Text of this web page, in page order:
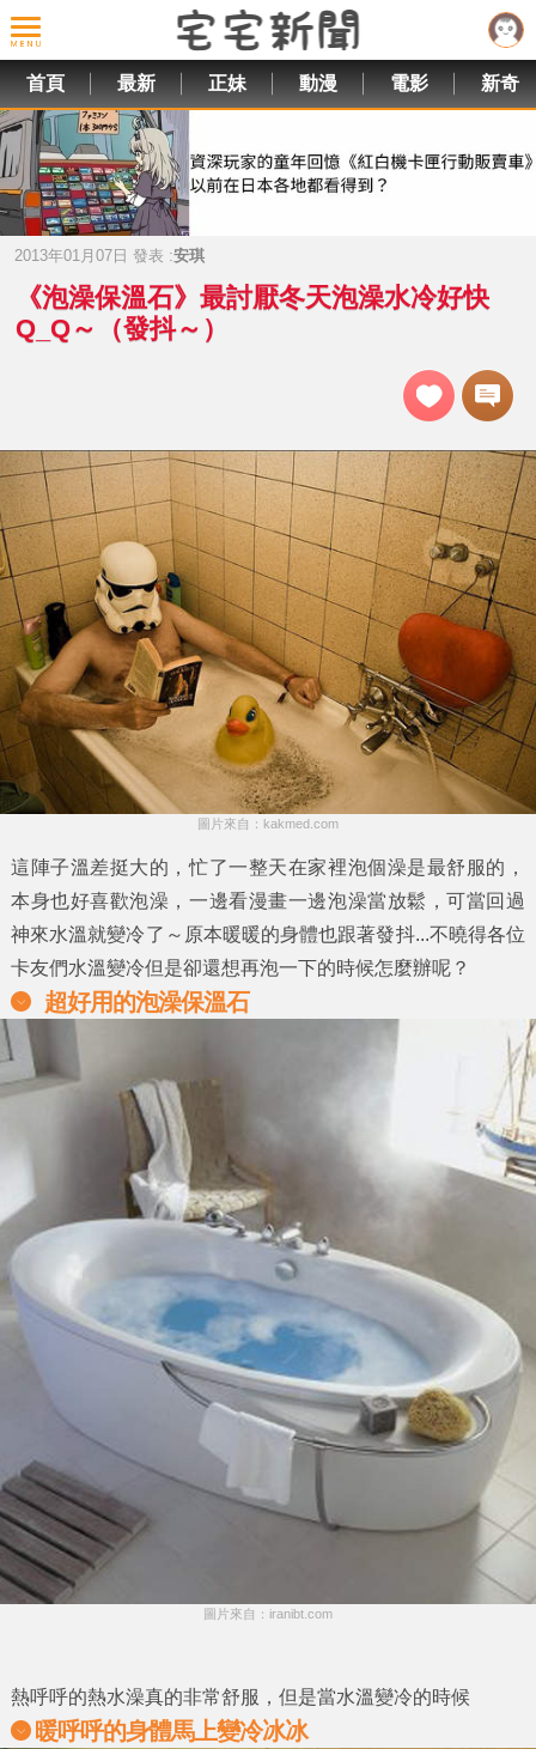
首頁 最新 正妹 動漫 電影 新奇
2013年01月07日 發表 :安琪
《泡澡保溫石》最討厭冬天泡澡水冷好快
Q_Q～（發抖～）
圖片來自：kakmed.com
這陣子溫差挺大的，忙了一整天在家裡泡個澡是最舒服的，
本身也好喜歡泡澡，一邊看漫畫一邊泡澡當放鬆，可當回過
神來水溫就變冷了～原本暖暖的身體也跟著發抖...不曉得各位
卡友們水溫變冷但是卻還想再泡一下的時候怎麼辦呢？
超好用的泡澡保溫石
圖片來自：iranibt.com
熱呼呼的熱水澡真的非常舒服，但是當水溫變冷的時候
暖呼呼的身體馬上變冷冰冰